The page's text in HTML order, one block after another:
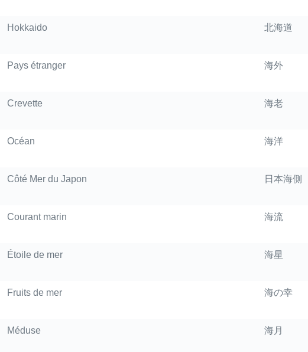
Hokkaido 北海道
Pays étranger 海外
Crevette 海老
Océan 海洋
Côté Mer du Japon 日本海側
Courant marin 海流
Étoile de mer 海星
Fruits de mer 海の幸
Méduse 海月